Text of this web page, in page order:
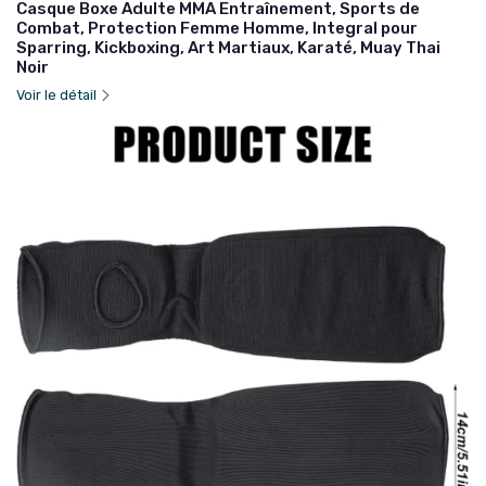
Casque Boxe Adulte MMA Entraînement, Sports de
Combat, Protection Femme Homme, Integral pour
Sparring, Kickboxing, Art Martiaux, Karaté, Muay Thai
Noir
Voir le détail